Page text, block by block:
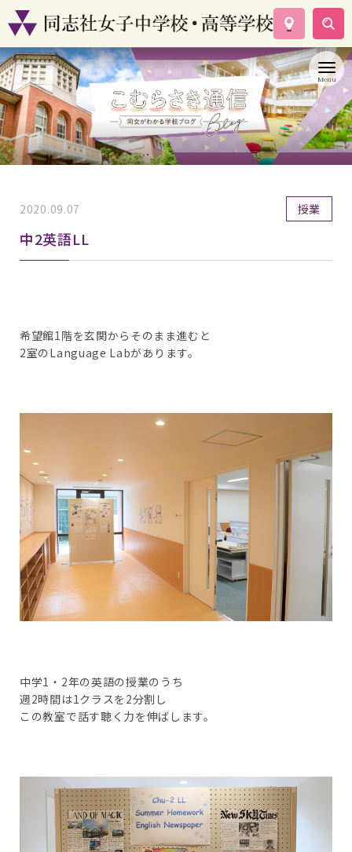
学校案内
コース紹介
学校生活
入試情報
資料請求
2020.09.07 授業
中2英語LL
希望館1階を玄関からそのまま進むと
2室のLanguage Labがあります。
中学1・2年の英語の授業のうち
週2時間は1クラスを2分割し
この教室で話す聴く力を伸ばします。